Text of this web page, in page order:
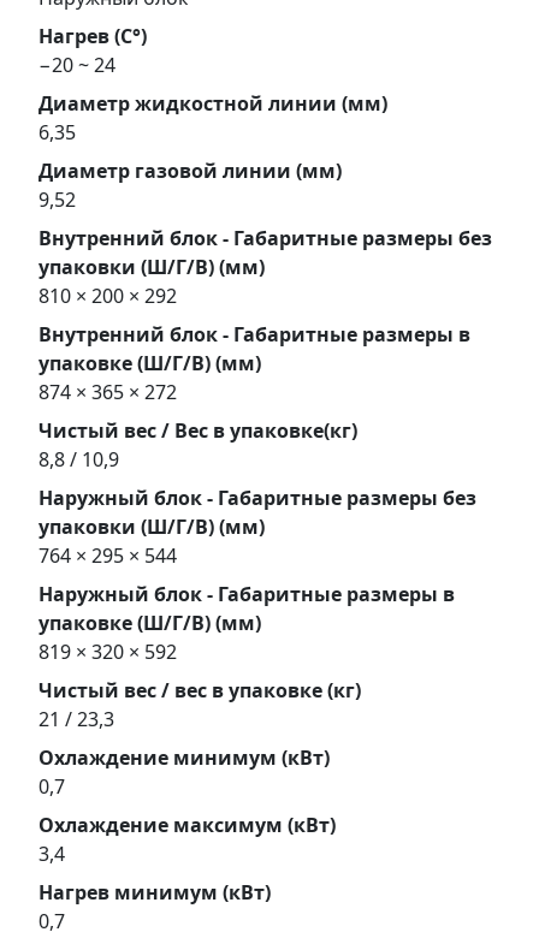
Нагрев (С°)
−20 ~ 24
Диаметр жидкостной линии (мм)
6,35
Диаметр газовой линии (мм)
9,52
Внутренний блок - Габаритные размеры без
упаковки (Ш/Г/В) (мм)
810 × 200 × 292
Внутренний блок - Габаритные размеры в
упаковке (Ш/Г/В) (мм)
874 × 365 × 272
Чистый вес / Вес в упаковке(кг)
8,8 / 10,9
Наружный блок - Габаритные размеры без
упаковки (Ш/Г/В) (мм)
764 × 295 × 544
Наружный блок - Габаритные размеры в
упаковке (Ш/Г/В) (мм)
819 × 320 × 592
Чистый вес / вес в упаковке (кг)
21 / 23,3
Охлаждение минимум (кВт)
0,7
Охлаждение максимум (кВт)
3,4
Нагрев минимум (кВт)
0,7